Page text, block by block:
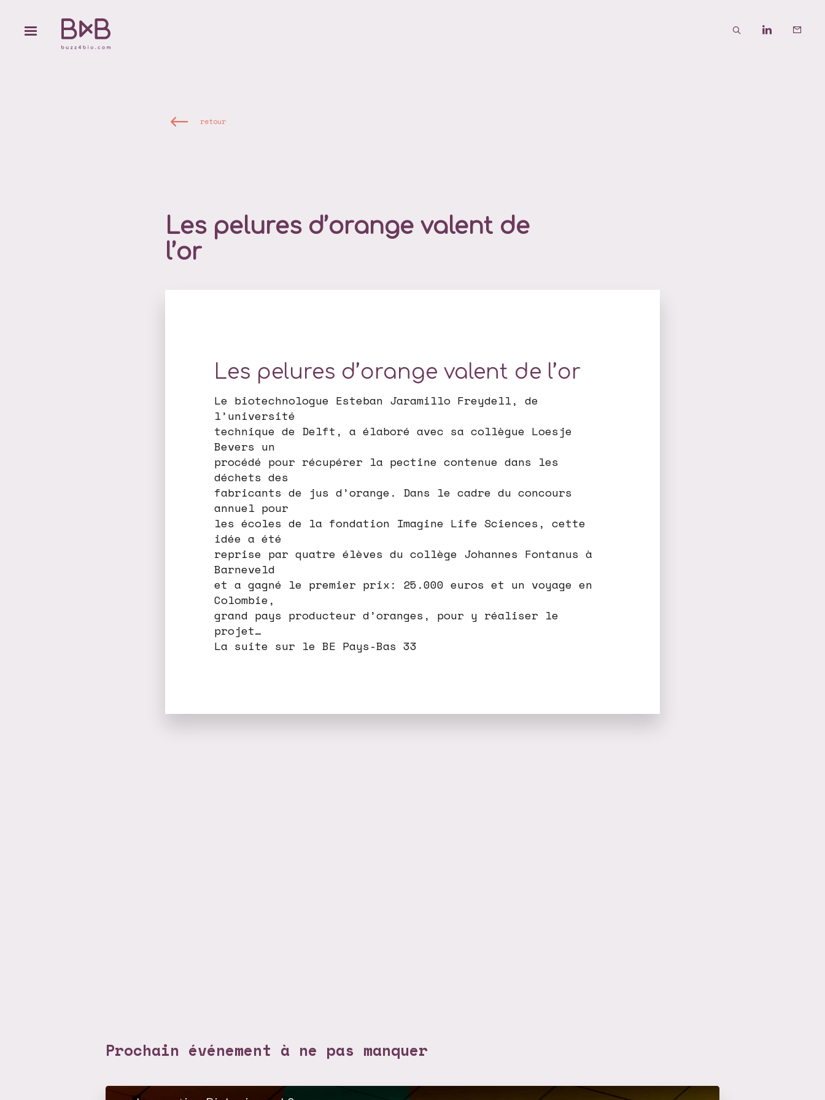
retour
Les pelures d’orange valent de
l’or
Les pelures d’orange valent de l’or
Le biotechnologue Esteban Jaramillo Freydell, de
l’université
technique de Delft, a élaboré avec sa collègue Loesje
Bevers un
procédé pour récupérer la pectine contenue dans les
déchets des
fabricants de jus d’orange. Dans le cadre du concours
annuel pour
les écoles de la fondation Imagine Life Sciences, cette
idée a été
reprise par quatre élèves du collège Johannes Fontanus à
Barneveld
et a gagné le premier prix: 25.000 euros et un voyage en
Colombie,
grand pays producteur d’oranges, pour y réaliser le
projet…
La suite sur le BE Pays-Bas 33
Prochain événement à ne pas manquer